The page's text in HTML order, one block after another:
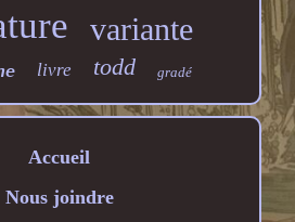
variante
livre todd gradé
Accueil
Nous joindre